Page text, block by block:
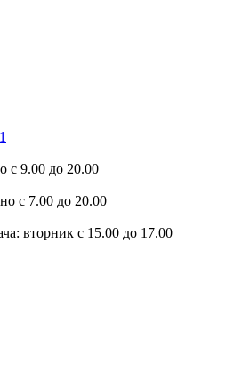
с 9.00 до 20.00
с 7.00 до 20.00
вторник с 15.00 до 17.00